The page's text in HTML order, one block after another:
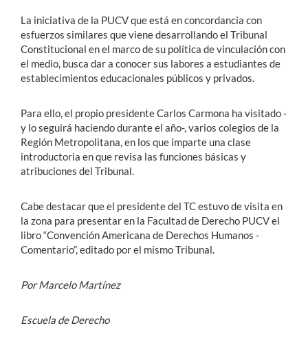
La iniciativa de la PUCV que está en concordancia con
esfuerzos similares que viene desarrollando el Tribunal
Constitucional en el marco de su política de vinculación con
el medio, busca dar a conocer sus labores a estudiantes de
establecimientos educacionales públicos y privados.
Para ello, el propio presidente Carlos Carmona ha visitado -
y lo seguirá haciendo durante el año-, varios colegios de la
Región Metropolitana, en los que imparte una clase
introductoria en que revisa las funciones básicas y
atribuciones del Tribunal.
Cabe destacar que el presidente del TC estuvo de visita en
la zona para presentar en la Facultad de Derecho PUCV el
libro “Convención Americana de Derechos Humanos -
Comentario”, editado por el mismo Tribunal.
Por Marcelo Martínez
Escuela de Derecho